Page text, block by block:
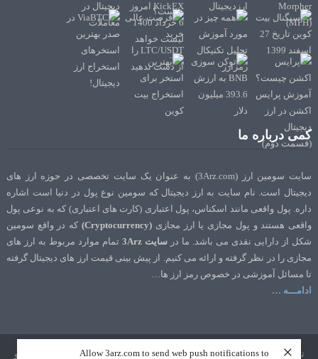
Allow 3arz.com to send web push notifications to ×
کمی درباره ما
سایت سومین ارز (3Arz.com) به عنوان یک سایت تخصصی در حوزه ارز های
دیجیتال است. نام سایت به ارز دیجیتال که سومین نوع پول در دنیا است اشاره
داره. پول واقعی مانند اسکناس، پول اعتباری (کارت های اعتباری) که به نوعی پول
واقعی هستند و پول مجازی یا ارز مجازی (Cryptocurrency)
که در واقع سومین
شکل از دارایی نقدی می باشد. ما در سایت 3Arz
تمام موارد مربوط به ارز های
مجازی را در نظر گرفته و ارائه می کنیم. از پیش بینی قیمت ارز های دیجیتال گرفته
تا مسائل آموزشی در خصوص رمز ارز ها…
ادامـــه …
تمامی حقوق نشر و تالیف برای سایت 3Arz.com محفوظ است. طراحی و سئو